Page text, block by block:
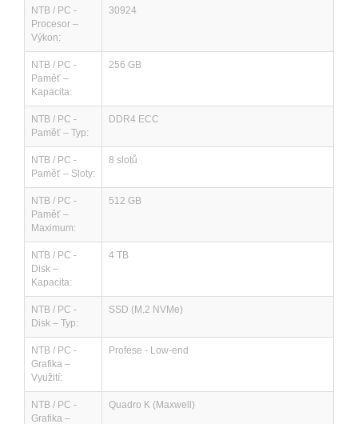
NTB / PC -
Procesor –
Výkon:
30924
NTB / PC -
Paměť –
Kapacita:
256 GB
NTB / PC -
Paměť – Typ:
DDR4 ECC
NTB / PC -
Paměť – Sloty:
8 slotů
NTB / PC -
Paměť –
Maximum:
512 GB
NTB / PC -
Disk –
Kapacita:
4 TB
NTB / PC -
Disk – Typ:
SSD (M.2 NVMe)
NTB / PC -
Grafika –
Využití:
Profese - Low-end
NTB / PC -
Grafika –
Quadro K (Maxwell)